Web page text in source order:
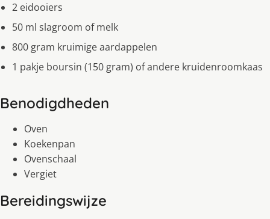
2 eidooiers
50 ml slagroom of melk
800 gram kruimige aardappelen
1 pakje boursin (150 gram) of andere kruidenroomkaas
Benodigdheden
Oven
Koekenpan
Ovenschaal
Vergiet
Bereidingswijze